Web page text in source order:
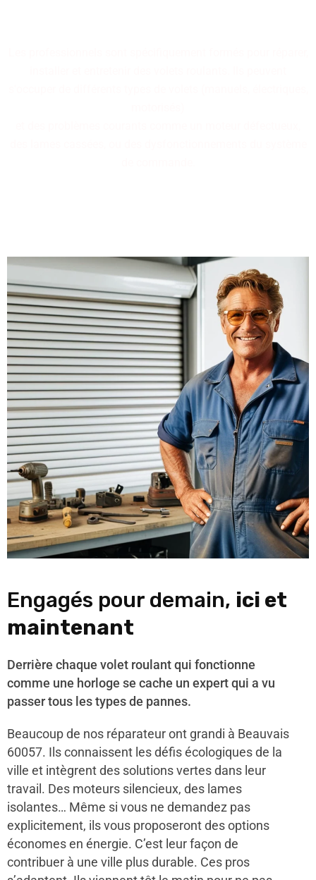
Engagés pour demain, ici et
maintenant
Derrière chaque volet roulant qui fonctionne
comme une horloge se cache un expert qui a vu
passer tous les types de pannes.
Beaucoup de nos réparateur ont grandi à Beauvais
60057. Ils connaissent les défis écologiques de la
ville et intègrent des solutions vertes dans leur
travail. Des moteurs silencieux, des lames
isolantes… Même si vous ne demandez pas
explicitement, ils vous proposeront des options
économes en énergie. C’est leur façon de
contribuer à une ville plus durable. Ces pros